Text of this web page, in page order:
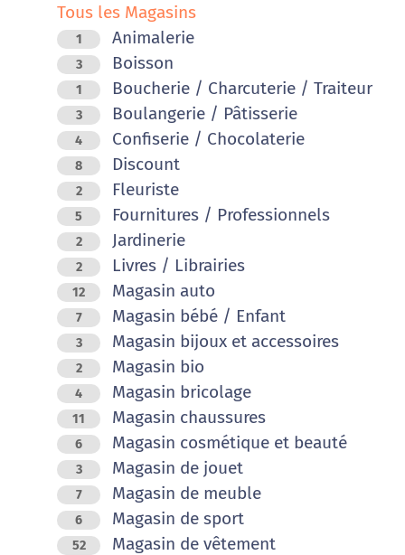
Tous les Magasins
1 Animalerie
3 Boisson
1 Boucherie / Charcuterie / Traiteur
3 Boulangerie / Pâtisserie
4 Confiserie / Chocolaterie
8 Discount
2 Fleuriste
5 Fournitures / Professionnels
2 Jardinerie
2 Livres / Librairies
12 Magasin auto
7 Magasin bébé / Enfant
3 Magasin bijoux et accessoires
2 Magasin bio
4 Magasin bricolage
11 Magasin chaussures
6 Magasin cosmétique et beauté
3 Magasin de jouet
7 Magasin de meuble
6 Magasin de sport
52 Magasin de vêtement